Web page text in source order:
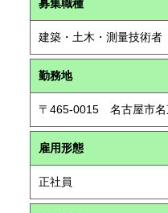
募集職種
建築・土木・測量技術者
勤務地
〒465-0015 名古屋市名
雇用形態
正社員